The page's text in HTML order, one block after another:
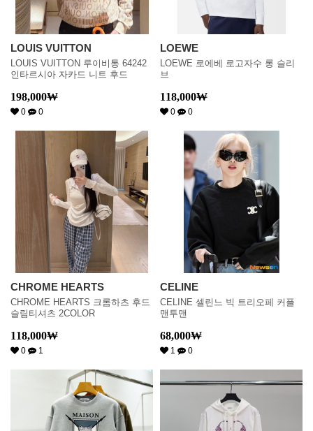
LOUIS VUITTON
LOUIS VUITTON 루이비통 64242
인타르시아 자카드 니트 후드
198,000₩
0 0
LOEWE
LOEWE 로에베 로고자수 롱 슬리
브
118,000₩
0 0
CHROME HEARTS
CHROME HEARTS 크롬하츠 후드
슬림티셔츠 2COLOR
118,000₩
0 1
CELINE
CELINE 셀린느 빅 트리오페 커플
맨투맨
68,000₩
1 0